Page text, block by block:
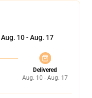
Aug. 10 - Aug. 17
Delivered
Aug. 10 - Aug. 17